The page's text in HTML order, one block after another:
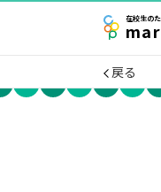
在校生の
戻る